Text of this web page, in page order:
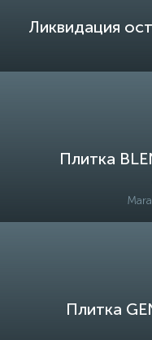
Ликвидация
Плитка
Плитка